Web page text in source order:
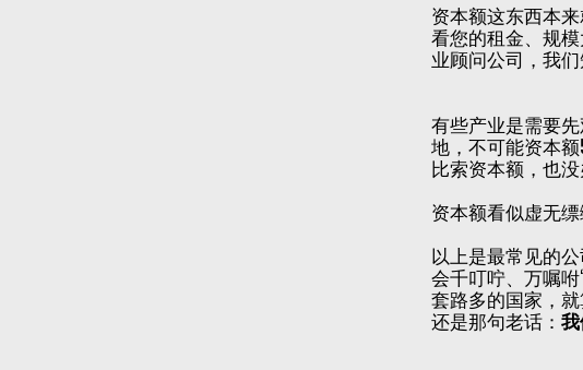
资本额这东西本
看您的租金、规
业顾问公司，我
有些产业是需要
地，不可能资本
比索资本额，也
资本额看似虚无
以上是最常见的
会千叮咛、万嘱咐
套路多的国家，
还是那句老话：